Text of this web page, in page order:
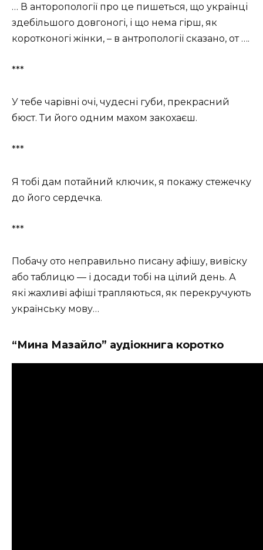
… В анторопології про це пишеться, що українці
здебільшого довгоногі, і що нема гірш, як
коротконогі жінки, – в антропології сказано, от ….
***
У тебе чарівні очі, чудесні губи, прекрасний
бюст. Ти його одним махом закохаєш.
***
Я тобі дам потайний ключик, я покажу стежечку
до його сердечка.
***
Побачу ото неправильно писану афішу, вивіску
або таблицю — і досади тобі на цілий день. А
які жахливі афіші трапляються, як перекручують
українську мову…
“Мина Мазайло” аудіокнига коротко